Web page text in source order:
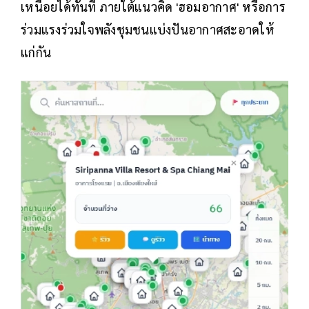
เหนื่อยได้ทันที ภายใต้แนวคิด 'ฮอมอากาศ' หรือการ
ร่วมแรงร่วมใจพลังชุมชนแบ่งปันอากาศสะอาดให้
แก่กัน